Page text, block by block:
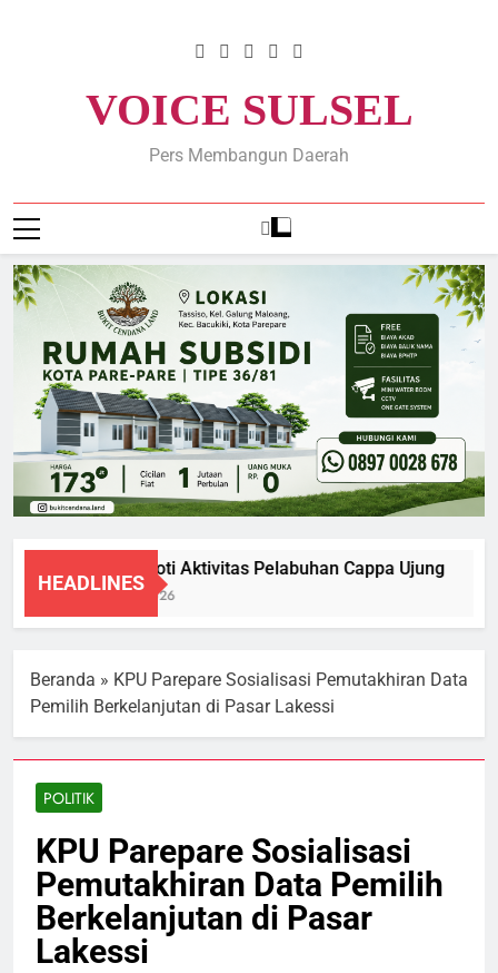
VOICE SULSEL
Pers Membangun Daerah
HEADLINES
DPRD Soroti Aktivitas Pelabuhan Cappa Ujung
7 Agustus 2026
Beranda » KPU Parepare Sosialisasi Pemutakhiran Data
Pemilih Berkelanjutan di Pasar Lakessi
POLITIK
KPU Parepare Sosialisasi
Pemutakhiran Data Pemilih
Berkelanjutan di Pasar
Lakessi